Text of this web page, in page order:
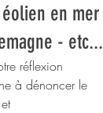
en mer
- etc...
réflexion
à dénoncer le